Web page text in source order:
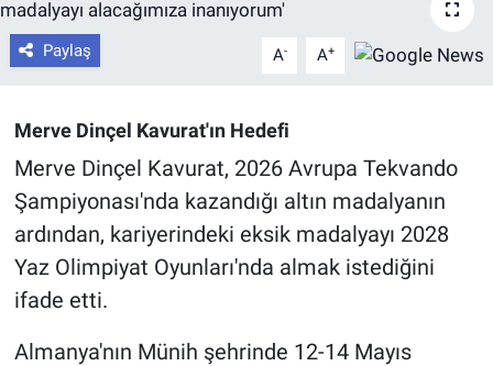
Paylaş A- A+
Merve Dinçel Kavurat'ın Hedefi
Merve Dinçel Kavurat, 2026 Avrupa Tekvando
Şampiyonası'nda kazandığı altın madalyanın
ardından, kariyerindeki eksik madalyayı 2028
Yaz Olimpiyat Oyunları'nda almak istediğini
ifade etti.
Almanya'nın Münih şehrinde 12-14 Mayıs